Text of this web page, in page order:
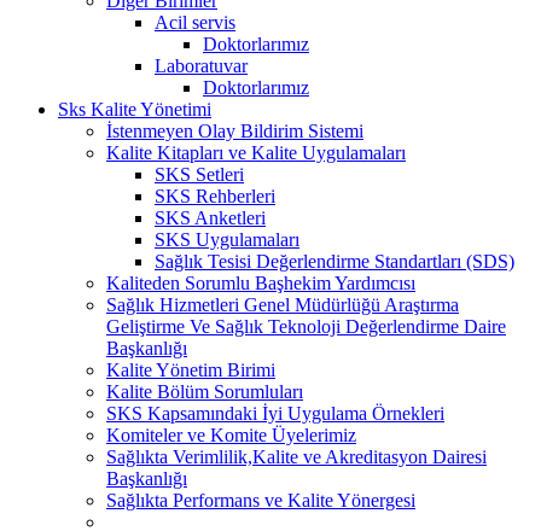
Acil servis
Doktorlarımız
Laboratuvar
Doktorlarımız
Sks Kalite Yönetimi
İstenmeyen Olay Bildirim Sistemi
Kalite Kitapları ve Kalite Uygulamaları
SKS Setleri
SKS Rehberleri
SKS Anketleri
SKS Uygulamaları
Sağlık Tesisi Değerlendirme Standartları (SDS)
Kaliteden Sorumlu Başhekim Yardımcısı
Sağlık Hizmetleri Genel Müdürlüğü Araştırma
Geliştirme Ve Sağlık Teknoloji Değerlendirme Daire
Başkanlığı
Kalite Yönetim Birimi
Kalite Bölüm Sorumluları
SKS Kapsamındaki İyi Uygulama Örnekleri
Komiteler ve Komite Üyelerimiz
Sağlıkta Verimlilik,Kalite ve Akreditasyon Dairesi
Başkanlığı
Sağlıkta Performans ve Kalite Yönergesi